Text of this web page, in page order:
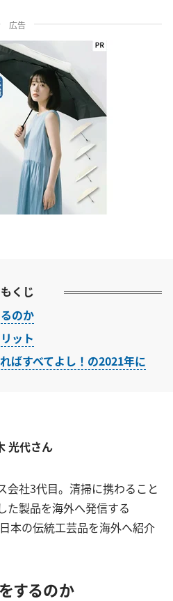
広告
もくじ
のか
ット
ばすべてよし！の2021年に
光代さん
会社3代目。清掃に携わること
た製品を海外へ発信する
本の伝統工芸品を海外へ紹介
するのか